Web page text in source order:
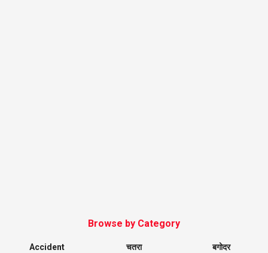
Browse by Category
Accident
चतरा
बगोदर